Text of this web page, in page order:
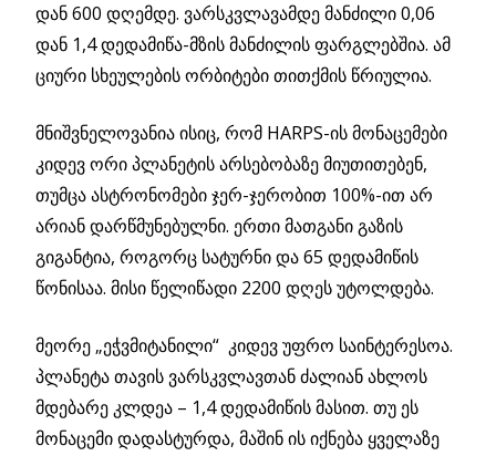
დან 600 დღემდე. ვარსკვლავამდე მანძილი 0,06
დან 1,4 დედამიწა-მზის მანძილის ფარგლებშია. ამ
ციური სხეულების ორბიტები თითქმის წრიულია.
მნიშვნელოვანია ისიც, რომ HARPS-ის მონაცემები
კიდევ ორი პლანეტის არსებობაზე მიუთითებენ,
თუმცა ასტრონომები ჯერ-ჯერობით 100%-ით არ
არიან დარწმუნებულნი. ერთი მათგანი გაზის
გიგანტია, როგორც სატურნი და 65 დედამიწის
წონისაა. მისი წელიწადი 2200 დღეს უტოლდება.
მეორე „ეჭვმიტანილი“ კიდევ უფრო საინტერესოა.
პლანეტა თავის ვარსკვლავთან ძალიან ახლოს
მდებარე კლდეა – 1,4 დედამიწის მასით. თუ ეს
მონაცემი დადასტურდა, მაშინ ის იქნება ყველაზე